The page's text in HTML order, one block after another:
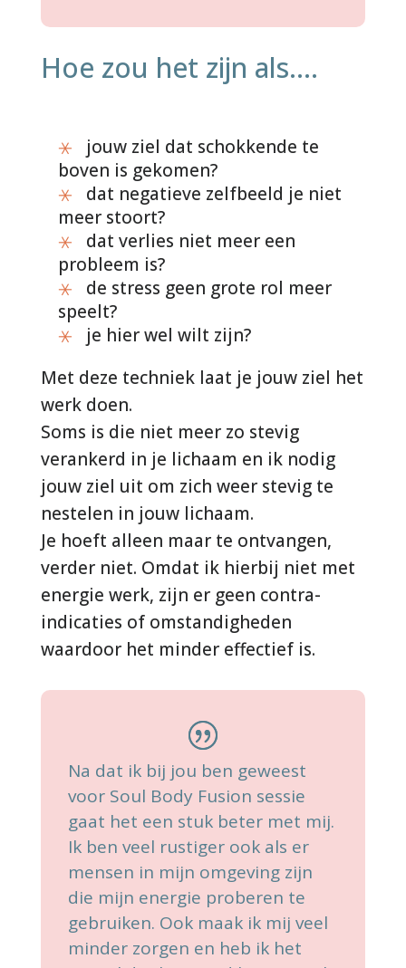
Hoe zou het zijn als....
jouw ziel dat schokkende te
boven is gekomen?
dat negatieve zelfbeeld je niet
meer stoort?
dat verlies niet meer een
probleem is?
de stress geen grote rol meer
speelt?
je hier wel wilt zijn?
Met deze techniek laat je jouw ziel het
werk doen.
Soms is die niet meer zo stevig
verankerd in je lichaam en ik nodig
jouw ziel uit om zich weer stevig te
nestelen in jouw lichaam.
Je hoeft alleen maar te ontvangen,
verder niet. Omdat ik hierbij niet met
energie werk, zijn er geen contra-
indicaties of omstandigheden
waardoor het minder effectief is.
Na dat ik bij jou ben geweest
voor Soul Body Fusion sessie
gaat het een stuk beter met mij.
Ik ben veel rustiger ook als er
mensen in mijn omgeving zijn
die mijn energie proberen te
gebruiken. Ook maak ik mij veel
minder zorgen en heb ik het